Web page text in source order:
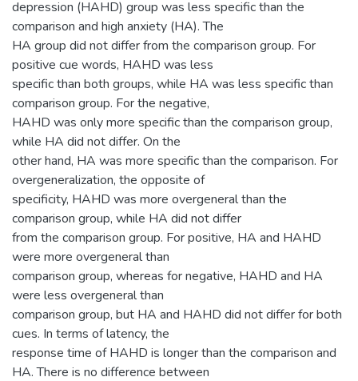
depression (HAHD) group was less specific than the
comparison and high anxiety (HA). The
HA group did not differ from the comparison group. For
positive cue words, HAHD was less
specific than both groups, while HA was less specific than
comparison group. For the negative,
HAHD was only more specific than the comparison group,
while HA did not differ. On the
other hand, HA was more specific than the comparison. For
overgeneralization, the opposite of
specificity, HAHD was more overgeneral than the
comparison group, while HA did not differ
from the comparison group. For positive, HA and HAHD
were more overgeneral than
comparison group, whereas for negative, HAHD and HA
were less overgeneral than
comparison group, but HA and HAHD did not differ for both
cues. In terms of latency, the
response time of HAHD is longer than the comparison and
HA. There is no difference between